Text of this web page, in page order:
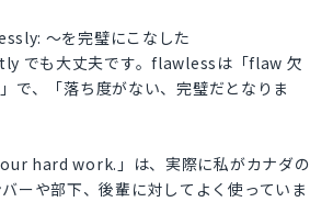
〜を完璧にこなした
でも大丈夫です。flawlessは「flaw 欠
で、「落ち度がない、完璧だとなりま
hard work.」は、実際に私がカナダの
ーや部下、後輩に対してよく使っていま